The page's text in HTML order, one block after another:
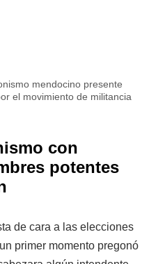
mendocino presente
el movimiento de militancia
con
potentes
de cara a las elecciones
primer momento pregonó